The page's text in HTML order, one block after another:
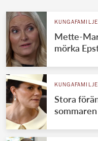
Mette-
mörka
Stora